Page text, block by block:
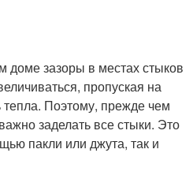
зазоры в местах стыков
пропуская на
тепла. Поэтому, прежде чем
заделать все стыки. Это
пакли или джута, так и